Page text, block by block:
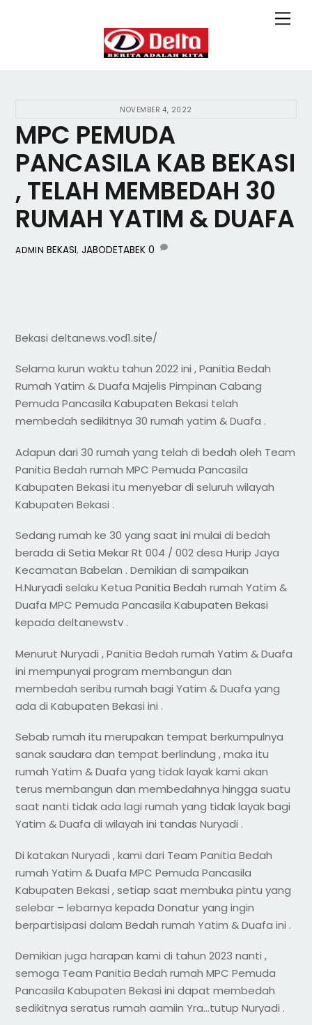
NOVEMBER 4, 2022
MPC PEMUDA
PANCASILA KAB BEKASI
, TELAH MEMBEDAH 30
RUMAH YATIM & DUAFA
ADMIN BEKASI,JABODETABEK 0
Bekasi deltanews.vod1.site/
Selama kurun waktu tahun 2022 ini , Panitia Bedah
Rumah Yatim & Duafa Majelis Pimpinan Cabang
Pemuda Pancasila Kabupaten Bekasi telah
membedah sedikitnya 30 rumah yatim & Duafa .
Adapun dari 30 rumah yang telah di bedah oleh Team
Panitia Bedah rumah MPC Pemuda Pancasila
Kabupaten Bekasi itu menyebar di seluruh wilayah
Kabupaten Bekasi .
Sedang rumah ke 30 yang saat ini mulai di bedah
berada di Setia Mekar Rt 004 / 002 desa Hurip Jaya
Kecamatan Babelan . Demikian di sampaikan
H.Nuryadi selaku Ketua Panitia Bedah rumah Yatim &
Duafa MPC Pemuda Pancasila Kabupaten Bekasi
kepada deltanewstv .
Menurut Nuryadi , Panitia Bedah rumah Yatim & Duafa
ini mempunyai program membangun dan
membedah seribu rumah bagi Yatim & Duafa yang
ada di Kabupaten Bekasi ini .
Sebab rumah itu merupakan tempat berkumpulnya
sanak saudara dan tempat berlindung , maka itu
rumah Yatim & Duafa yang tidak layak kami akan
terus membangun dan membedahnya hingga suatu
saat nanti tidak ada lagi rumah yang tidak layak bagi
Yatim & Duafa di wilayah ini tandas Nuryadi .
Di katakan Nuryadi , kami dari Team Panitia Bedah
rumah Yatim & Duafa MPC Pemuda Pancasila
Kabupaten Bekasi , setiap saat membuka pintu yang
selebar – lebarnya kepada Donatur yang ingin
berpartisipasi dalam Bedah rumah Yatim & Duafa ini .
Demikian juga harapan kami di tahun 2023 nanti ,
semoga Team Panitia Bedah rumah MPC Pemuda
Pancasila Kabupaten Bekasi ini dapat membedah
sedikitnya seratus rumah aamiin Yra…tutup Nuryadi .
To
Top